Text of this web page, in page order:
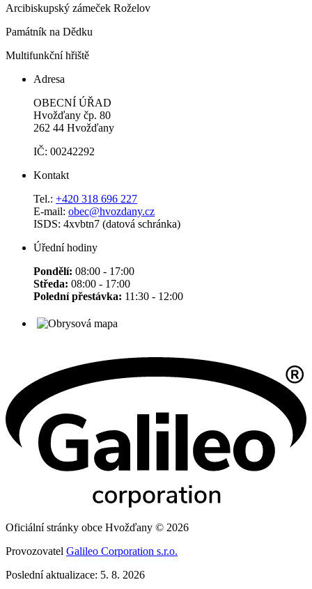
Arcibiskupský zámeček Roželov
Památník na Dědku
Multifunkční hřiště
Adresa
OBECNÍ ÚŘAD
Hvožďany čp. 80
262 44 Hvožďany
IČ: 00242292
Kontakt
Tel.: +420 318 696 227
E-mail: obec@hvozdany.cz
ISDS: 4xvbtn7 (datová schránka)
Úřední hodiny
Pondělí: 08:00 - 17:00
Středa: 08:00 - 17:00
Polední přestávka: 11:30 - 12:00
Oficiální stránky obce Hvožďany © 2026
Provozovatel Galileo Corporation s.r.o.
Poslední aktualizace: 5. 8. 2026